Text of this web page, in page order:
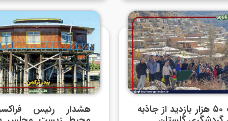
ثبت ۵۰ هزار بازدید از جاذبه هشدار رئیس